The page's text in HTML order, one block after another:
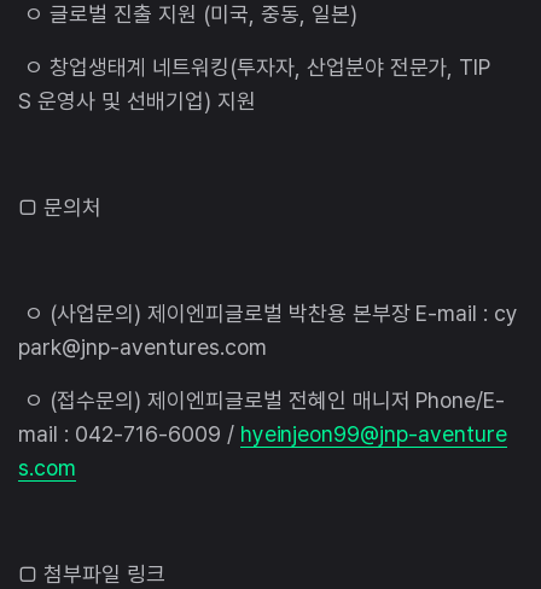
ㅇ 글로벌 진출 지원 (미국, 중동, 일본)
ㅇ 창업생태계 네트워킹(투자자, 산업분야 전문가, TIP
S 운영사 및 선배기업) 지원
□ 문의처
ㅇ (사업문의) 제이엔피글로벌 박찬용 본부장 E-mail : cy
park@jnp-aventures.com
ㅇ (접수문의) 제이엔피글로벌 전혜인 매니저 Phone/E-
mail : 042-716-6009 / hyeinjeon99@jnp-aventure
s.com
□ 첨부파일 링크